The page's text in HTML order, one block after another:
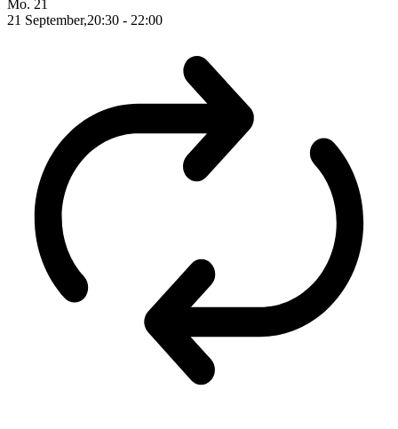
Mo. 21
21 September,20:30 - 22:00